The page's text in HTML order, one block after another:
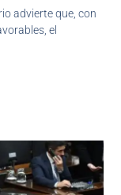
advierte que, con
el